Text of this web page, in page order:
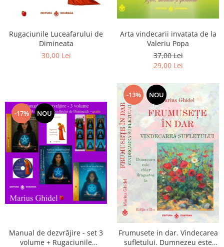
Rugaciunile Luceafarului de
Dimineata
30,00 Lei
Arta vindecarii invatata de la
Valeriu Popa
37,00 Lei
29,00 Lei
-17% NOU
Manual de dezvrăjire - set 3
volume + Rugaciunile
-13% NOU
Frumusete in dar. Vindecarea
sufletului. Dumnezeu este